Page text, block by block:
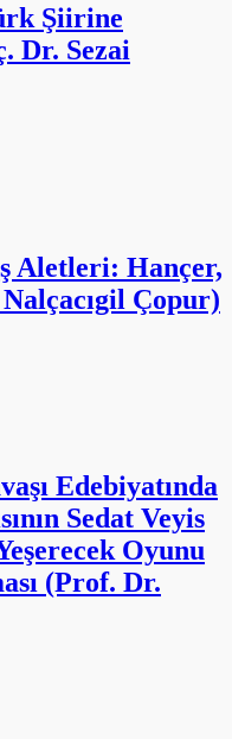
Şiirine
Dr. Sezai
Aletleri: Hançer,
Çopur)
Edebiyatında
Sedat Veyis
Oyunu
(Prof. Dr.